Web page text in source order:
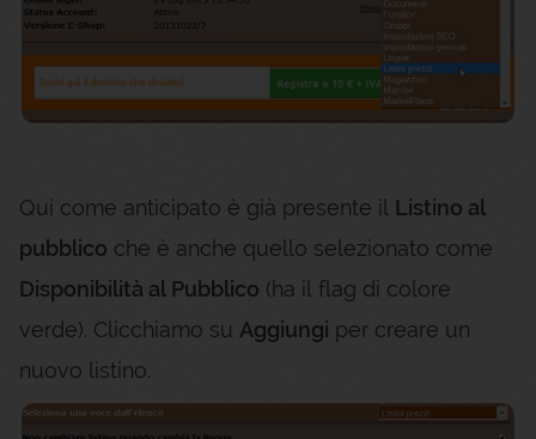
Qui come anticipato è già presente il Listino al
pubblico che è anche quello selezionato come
Disponibilità al Pubblico (ha il flag di colore
verde). Clicchiamo su Aggiungi per creare un
nuovo listino.